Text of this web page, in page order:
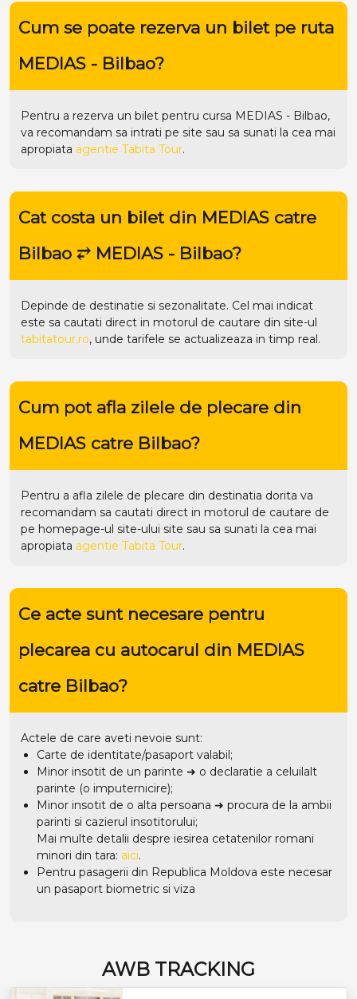
Cum se poate rezerva un bilet pe ruta
MEDIAS - Bilbao?
Pentru a rezerva un bilet pentru cursa MEDIAS - Bilbao,
va recomandam sa intrati pe site sau sa sunati la cea mai
apropiata agentie Tabita Tour.
Cat costa un bilet din MEDIAS catre
Bilbao ⥂ MEDIAS - Bilbao?
Depinde de destinatie si sezonalitate. Cel mai indicat
este sa cautati direct in motorul de cautare din site-ul
tabitatour.ro, unde tarifele se actualizeaza in timp real.
Cum pot afla zilele de plecare din
MEDIAS catre Bilbao?
Pentru a afla zilele de plecare din destinatia dorita va
recomandam sa cautati direct in motorul de cautare de
pe homepage-ul site-ului site sau sa sunati la cea mai
apropiata agentie Tabita Tour.
Ce acte sunt necesare pentru
plecarea cu autocarul din MEDIAS
catre Bilbao?
Actele de care aveti nevoie sunt:
Carte de identitate/pasaport valabil;
Minor insotit de un parinte ➜ o declaratie a celuilalt
parinte (o imputernicire);
Minor insotit de o alta persoana ➜ procura de la ambii
parinti si cazierul insotitorului;
Mai multe detalii despre iesirea cetatenilor romani
minori din tara: aici.
Pentru pasagerii din Republica Moldova este necesar
un pasaport biometric si viza
AWB TRACKING